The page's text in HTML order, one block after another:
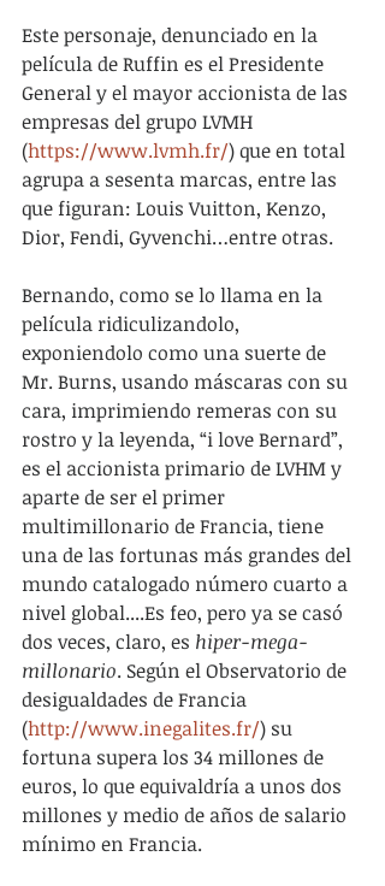
Este personaje, denunciado en la
película de Ruffin es el Presidente
General y el mayor accionista de las
empresas del grupo LVMH
(https://www.lvmh.fr/) que en total
agrupa a sesenta marcas, entre las
que figuran: Louis Vuitton, Kenzo,
Dior, Fendi, Gyvenchi…entre otras.
Bernando, como se lo llama en la
película ridiculizandolo,
exponiendolo como una suerte de
Mr. Burns, usando máscaras con su
cara, imprimiendo remeras con su
rostro y la leyenda, “i love Bernard”,
es el accionista primario de LVHM y
aparte de ser el primer
multimillonario de Francia, tiene
una de las fortunas más grandes del
mundo catalogado número cuarto a
nivel global....Es feo, pero ya se casó
dos veces, claro, es hiper-mega-
millonario. Según el Observatorio de
desigualdades de Francia
(http://www.inegalites.fr/) su
fortuna supera los 34 millones de
euros, lo que equivaldría a unos dos
millones y medio de años de salario
mínimo en Francia.